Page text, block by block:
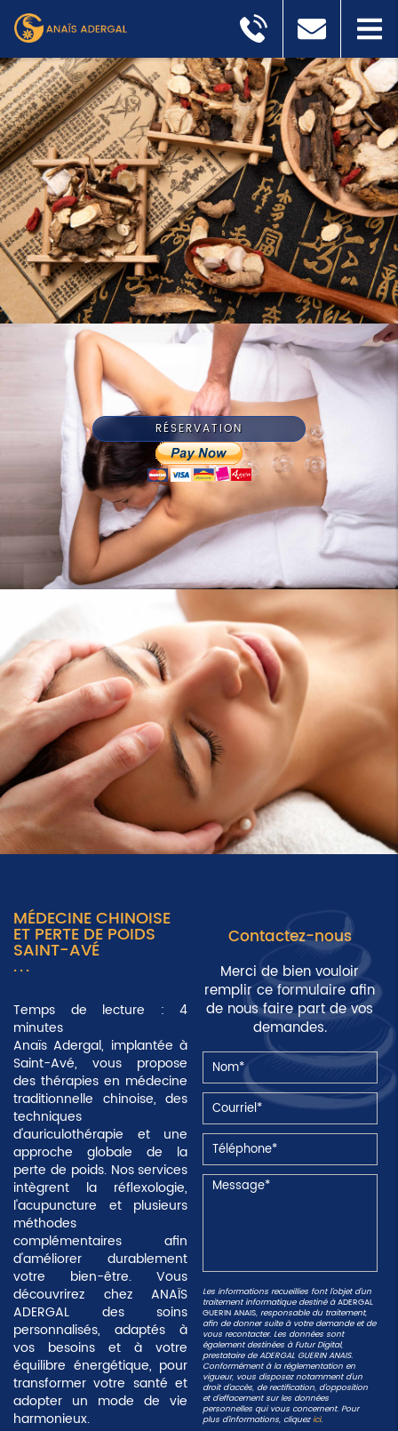
RÉSERVATION
MÉDECINE CHINOISE
ET PERTE DE POIDS
SAINT-AVÉ
Temps de lecture : 4
minutes
Anaïs Adergal, implantée à
Saint-Avé, vous propose
des thérapies en médecine
traditionnelle chinoise, des
techniques
d'auriculothérapie et une
approche globale de la
perte de poids. Nos services
intègrent la réflexologie,
l'acupuncture et plusieurs
méthodes
complémentaires afin
d'améliorer durablement
votre bien-être. Vous
découvrirez chez ANAÏS
ADERGAL des soins
personnalisés, adaptés à
vos besoins et à votre
équilibre énergétique, pour
transformer votre santé et
adopter un mode de vie
harmonieux.
Contactez-nous
Merci de bien vouloir
remplir ce formulaire afin
de nous faire part de vos
demandes.
Les informations recueillies font l’objet d’un
traitement informatique destiné àADERGAL
GUERIN ANAIS, responsable du traitement,
afin de donner suite à votre demande et de
vous recontacter. Les données sont
également destinées à Futur Digital,
prestataire de ADERGAL GUERIN ANAIS.
Conformément à la réglementation en
vigueur, vous disposez notamment d'un
droit d'accès, de rectification, d'opposition
et d'effacement sur les données
personnelles qui vous concernent. Pour
plus d’informations, cliquezici.